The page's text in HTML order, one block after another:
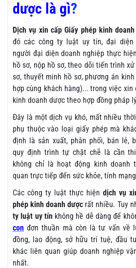
dược là gì?
Dịch vụ xin cấp Giấy phép kinh
đó các công ty luật uy tín, đại diện
người đại diện doanh nghiệp thực
hồ sơ, nộp hồ sơ, theo dõi tiến trình
sơ, thuyết minh hồ sơ, phương án
hợp cùng khách hàng)... trong việc
kinh doanh dược theo hợp đồng pháp
Đây là một dịch vụ khó, mất nhiều
phụ thuộc vào loại giấy phép mà
định là sản xuất, phân phối, bán lẻ,
quy định trình tự chặt chẽ là cần
không chỉ là hoạt động kinh doanh
quan trực tiếp đến sức khỏe, tính
Các công ty luật thực hiện dịch vụ
phép kinh doanh dược rất nhiều. Tuy
ty luật uy tín không hề dễ dàng để
con đơn thuần mà còn là tư vấn về
đồng, lao động, sở hữu trí tuệ, đầu
khác liên quan giúp doanh nghiệp
nhất.